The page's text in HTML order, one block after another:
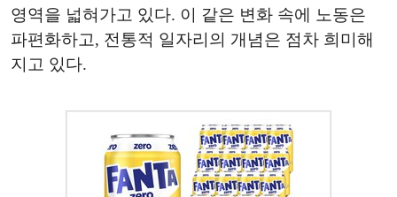
영역을 넓혀가고 있다. 이 같은 변화 속에 노동은
파편화하고, 전통적 일자리의 개념은 점차 희미해
지고 있다.